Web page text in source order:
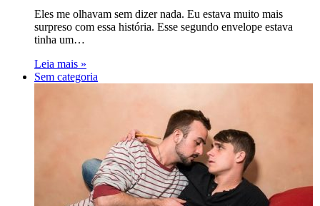
Eles me olhavam sem dizer nada. Eu estava muito mais
surpreso com essa história. Esse segundo envelope estava
tinha um…
Leia mais »
Sem categoria